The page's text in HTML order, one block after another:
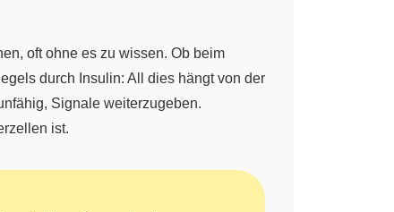
oft ohne es zu wissen. Ob beim
durch Insulin: All dies hängt von der
Signale weiterzugeben.
ist.